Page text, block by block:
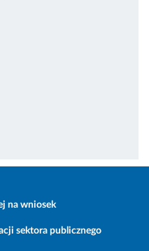
na wniosek
sektora publicznego